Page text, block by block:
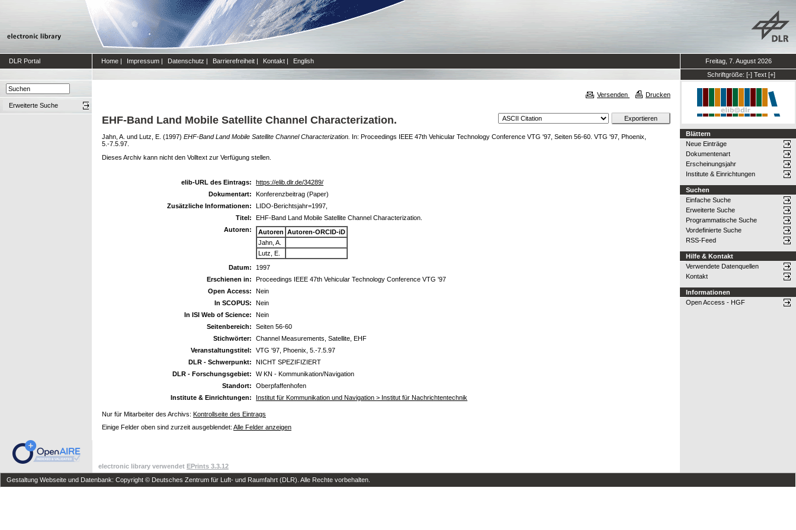
DLR Portal Home | Impressum | Datenschutz | Barrierefreiheit | Kontakt | English
Freitag, 7. August 2026
Schriftgröße: [-] Text [+]
Erweiterte Suche
Versenden Drucken
EHF-Band Land Mobile Satellite Channel Characterization.
Jahn, A. und Lutz, E. (1997) EHF-Band Land Mobile Satellite Channel Characterization. In: Proceedings IEEE 47th Vehicular Technology Conference VTG '97, Seiten 56-60. VTG '97, Phoenix,
5.-7.5.97.
Dieses Archiv kann nicht den Volltext zur Verfügung stellen.
elib-URL des Eintrags:
https://elib.dlr.de/34289/
Dokumentart:
Konferenzbeitrag (Paper)
Zusätzliche Informationen:
LIDO-Berichtsjahr=1997,
Titel:
EHF-Band Land Mobile Satellite Channel Characterization.
Autoren:
Autoren Autoren-ORCID-iD
Jahn, A.
Lutz, E.
Datum:
1997
Erschienen in:
Proceedings IEEE 47th Vehicular Technology Conference VTG '97
Open Access:
Nein
In SCOPUS:
Nein
In ISI Web of Science:
Nein
Seitenbereich:
Seiten 56-60
Stichwörter:
Channel Measurements, Satellite, EHF
Veranstaltungstitel:
VTG '97, Phoenix, 5.-7.5.97
DLR - Schwerpunkt:
NICHT SPEZIFIZIERT
DLR - Forschungsgebiet:
W KN - Kommunikation/Navigation
Standort:
Oberpfaffenhofen
Institute & Einrichtungen:
Institut für Kommunikation und Navigation > Institut für Nachrichtentechnik
Nur für Mitarbeiter des Archivs: Kontrollseite des Eintrags
Einige Felder oben sind zurzeit ausgeblendet: Alle Felder anzeigen
Blättern
Neue Einträge
Dokumentenart
Erscheinungsjahr
Institute & Einrichtungen
Suchen
Einfache Suche
Erweiterte Suche
Programmatische Suche
Vordefinierte Suche
RSS-Feed
Hilfe & Kontakt
Verwendete Datenquellen
Kontakt
Informationen
Open Access - HGF
electronic library verwendet EPrints 3.3.12
Gestaltung Webseite und Datenbank: Copyright © Deutsches Zentrum für Luft- und Raumfahrt (DLR). Alle Rechte vorbehalten.